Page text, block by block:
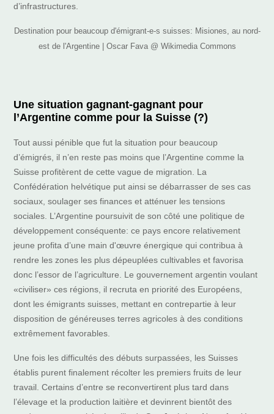
d’infrastructures.
Destination pour beaucoup d'émigrant-e-s suisses: Misiones, au nord-
est de l'Argentine | Oscar Fava @ Wikimedia Commons
Une situation gagnant-gagnant pour
l’Argentine comme pour la Suisse (?)
Tout aussi pénible que fut la situation pour beaucoup
d’émigrés, il n’en reste pas moins que l’Argentine comme la
Suisse profitèrent de cette vague de migration. La
Confédération helvétique put ainsi se débarrasser de ses cas
sociaux, soulager ses finances et atténuer les tensions
sociales. L’Argentine poursuivit de son côté une politique de
développement conséquente: ce pays encore relativement
jeune profita d’une main d'œuvre énergique qui contribua à
rendre les zones les plus dépeuplées cultivables et favorisa
donc l’essor de l’agriculture. Le gouvernement argentin voulant
«civiliser» ces régions, il recruta en priorité des Européens,
dont les émigrants suisses, mettant en contrepartie à leur
disposition de généreuses terres agricoles à des conditions
extrêmement favorables.
Une fois les difficultés des débuts surpassées, les Suisses
établis purent finalement récolter les premiers fruits de leur
travail. Certains d’entre se reconvertirent plus tard dans
l’élevage et la production laitière et devinrent bientôt des